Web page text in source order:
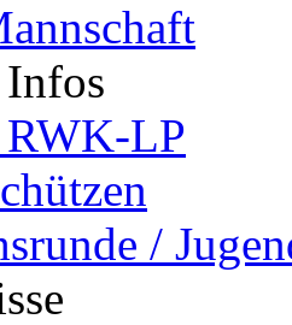
RWK-LP
/